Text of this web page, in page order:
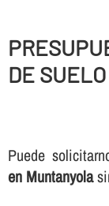
DE
Puede
en Muntanyola